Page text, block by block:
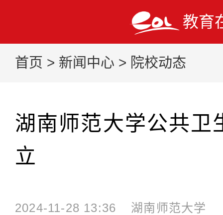
教育
首页 > 新闻中心 > 院校动态
湖南师范大学公共卫
立
2024-11-28 13:36 湖南师范大学